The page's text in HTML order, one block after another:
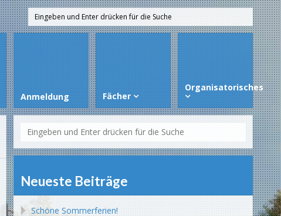
Anmeldung Fächer
Organisatorisches
Neueste Beiträge
Schöne Sommerferien!